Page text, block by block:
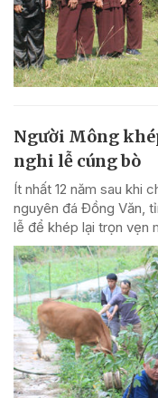
Người Mông
nghi lễ cúng bò
Ít nhất 12 năm sau khi
nguyên đá Đồng Văn,
lễ để khép lại trọn vẹn